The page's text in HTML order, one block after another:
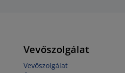
Vevőszolgálat
Vevőszolgálat